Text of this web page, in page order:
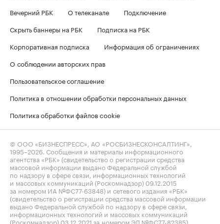
Вечерний РБК
О телеканале
Подключение
Скрыть баннеры на РБК
Подписка на РБК
Корпоративная подписка
Информация об ограничениях
О соблюдении авторских прав
Пользовательское соглашение
Политика в отношении обработки персональных данных
Политика обработки файлов cookie
© ООО «БИЗНЕСПРЕСС», АО «РОСБИЗНЕСКОНСАЛТИНГ»,
1995–2026 . Сообщения и материалы информационного
агентства «РБК» (свидетельство о регистрации средства
массовой информации выдано Федеральной службой
по надзору в сфере связи, информационных технологий
и массовых коммуникаций (Роскомнадзор) 09.12.2015
за номером ИА №ФС77-63848) и сетевого издания «РБК»
(свидетельство о регистрации средства массовой информации
выдано Федеральной службой по надзору в сфере связи,
информационных технологий и массовых коммуникаций
(Роскомнадзор) 03.12.2021 за номером ЭЛ №ФС77-82385)